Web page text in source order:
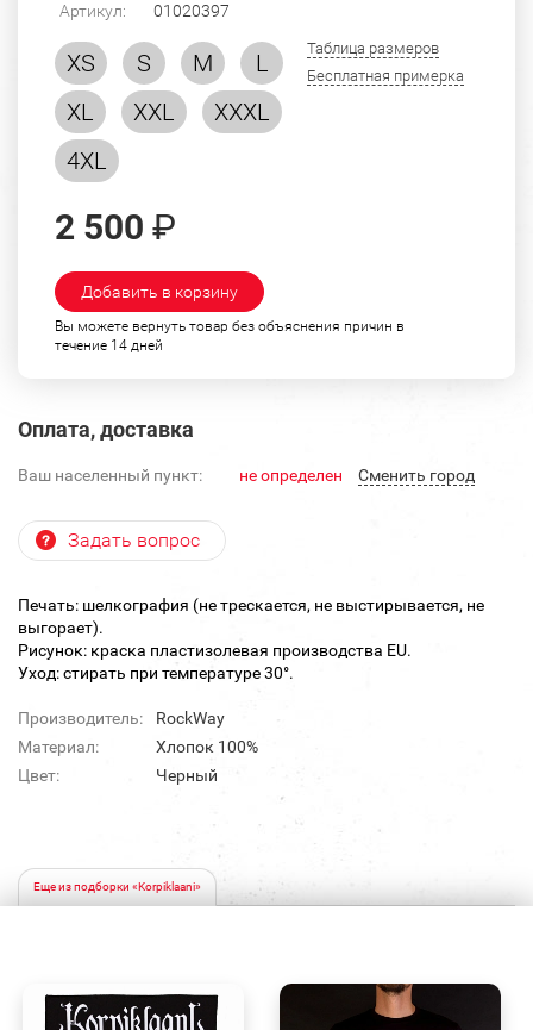
Артикул: 01020397
XS S M
L
XL
XXL
XXXL
4XL
Таблица размеров
Бесплатная примерка
2 500 ₽
Добавить в корзину
Вы можете вернуть товар без объяснения причин в
течение 14 дней
Оплата, доставка
Ваш населенный пункт: не определен Cменить город
Задать вопрос
Печать: шелкография (не трескается, не выстирывается, не
выгорает).
Рисунок: краска пластизолевая производства EU.
Уход: стирать при температуре 30°.
Производитель:
RockWay
Материал:
Хлопок 100%
Цвет:
Черный
Еще из подборки «Korpiklaani»